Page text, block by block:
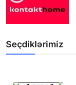
Seçdiklərimiz